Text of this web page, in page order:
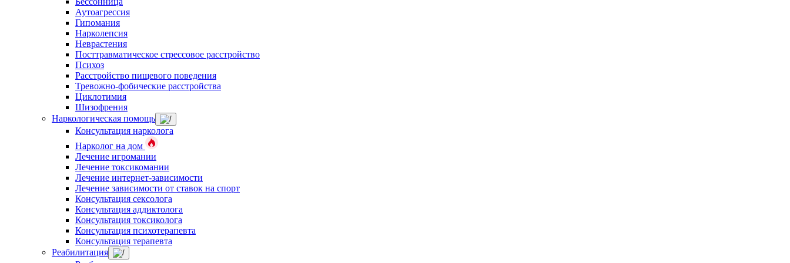
Аутоагрессия
Гипомания
Нарколепсия
Неврастения
Посттравматическое стрессовое расстройство
Психоз
Расстройство пищевого поведения
Тревожно-фобические расстройства
Циклотимия
Шизофрения
Наркологическая помощь
Консультация нарколога
Нарколог на дом
Лечение игромании
Лечение токсикомании
Лечение интернет-зависимости
Лечение зависимости от ставок на спорт
Консультация сексолога
Консультация аддиктолога
Консультация токсиколога
Консультация психотерапевта
Консультация терапевта
Реабилитация